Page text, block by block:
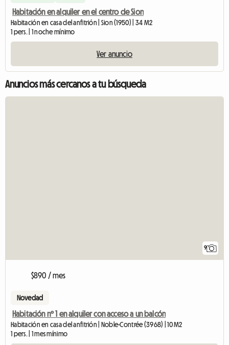
Habitación en alquiler en el centro de Sion
Habitación en casa del anfitrión | Sion (1950) | 34 M2
1 pers. | 1 noche mínimo
Ver anuncio
Anuncios más cercanos a tu búsqueda
9
$890 / mes
Novedad
Habitación nº 1 en alquiler con acceso a un balcón
Habitación en casa del anfitrión | Noble-Contrée (3968) | 10 M2
1 pers. | 1 mes mínimo